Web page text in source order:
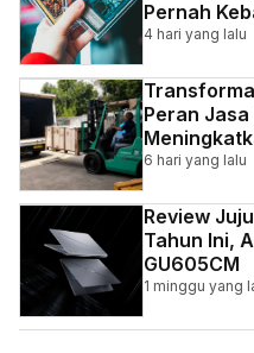
Pernah
4 hari yang lalu
Peran
Indonesia
6 hari yang lalu
Review
Tahun Ini,
GU605CM
1 minggu yang